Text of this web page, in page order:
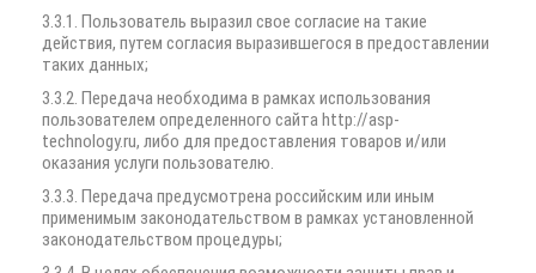
3.3.1. Пользователь выразил свое согласие на такие
действия, путем согласия выразившегося в предоставлении
таких данных;
3.3.2. Передача необходима в рамках использования
пользователем определенного сайта http://asp-
technology.ru, либо для предоставления товаров и/или
оказания услуги пользователю.
3.3.3. Передача предусмотрена российским или иным
применимым законодательством в рамках установленной
законодательством процедуры;